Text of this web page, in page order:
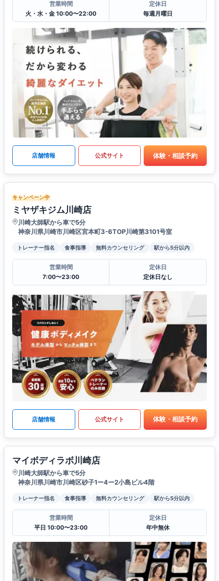
営業時間
火・水・金 10:00〜22:00
定休日
毎週月曜日
店舗情報 公式サイト 体験・相談予約
キャンペーン中
ミヤザキジム川崎店
川崎大師駅から車で5分
神奈川県川崎市川崎区宮本町3-6TOP川崎第3101号室
トレーナー指名 食事指導 無料カウンセリング 駅から5分以内
営業時間
7:00〜23:00
定休日
定休日なし
店舗情報 公式サイト 体験・相談予約
マイボディラボ川崎店
川崎大師駅から車で5分
神奈川県川崎市川崎区砂子1ー4ー2小島ビル4階
トレーナー指名 食事指導 無料カウンセリング 駅から5分以内
営業時間
平日 10:00〜23:00
定休日
年中無休